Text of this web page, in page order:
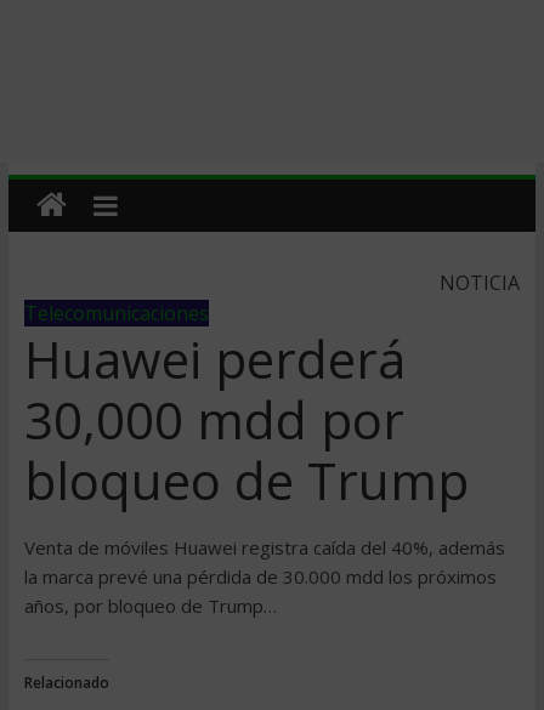
NOTICIA
Telecomunicaciones
Huawei perderá
30,000 mdd por
bloqueo de Trump
Venta de móviles Huawei registra caída del 40%, además
la marca prevé una pérdida de 30.000 mdd los próximos
años, por bloqueo de Trump…
Relacionado